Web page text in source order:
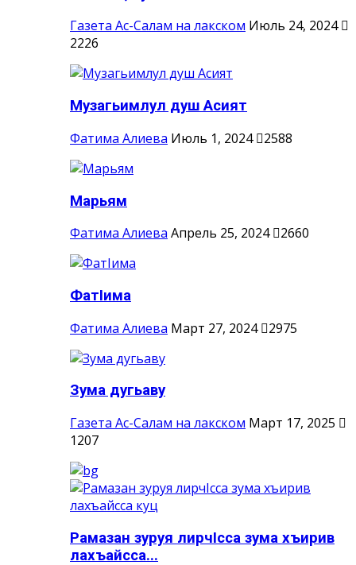
Газета Ас-Салам на лакском Июль 24, 2024
2226
Музагьимлул душ Асият
Фатима Алиева Июль 1, 2024 2588
Марьям
Фатима Алиева Апрель 25, 2024 2660
ФатIима
Фатима Алиева Март 27, 2024 2975
Зума дугьаву
Газета Ас-Салам на лакском Март 17, 2025
1207
Рамазан зуруя лирчIсса зума хъирив
лахъайсса...